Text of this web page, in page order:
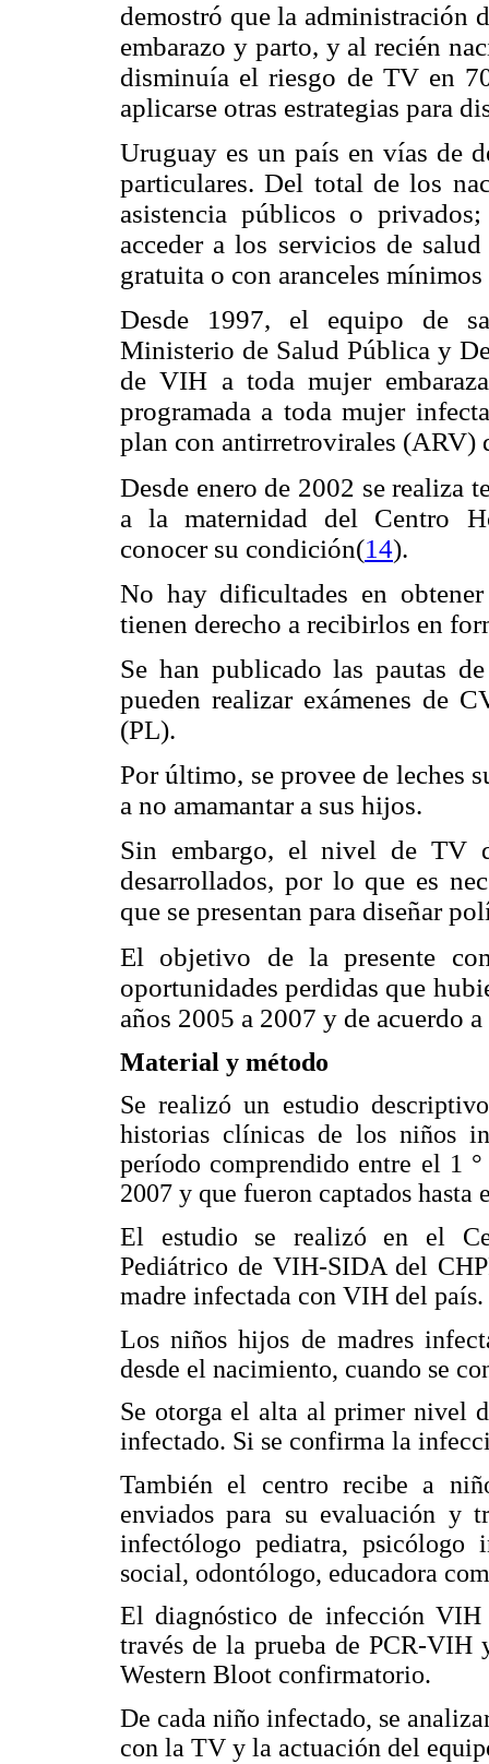
demostró que la administración
embarazo y parto, y al recién
disminuía el riesgo de TV en
aplicarse otras estrategias para
Uruguay es un país en vías de
particulares. Del total de los
asistencia públicos o
acceder a los servicios de
gratuita o con aranceles
Desde 1997, el equipo de
Ministerio de Salud Pública y
de VIH a toda mujer
programada a toda mujer
plan con antirretrovirales (ARV)
Desde enero de 2002 se realiza
a la maternidad del Centro
conocer su condición(14).
No hay dificultades en
tienen derecho a recibirlos en
Se han publicado las pautas
pueden realizar exámenes de
(PL).
Por último, se provee de leches
a no amamantar a sus hijos.
Sin embargo, el nivel de TV
desarrollados, por lo que es
que se presentan para diseñar
El objetivo de la presente
oportunidades perdidas que
años 2005 a 2007 y de acuerdo
Material y método
Se realizó un estudio
historias clínicas de los niños
período comprendido entre el 1
2007 y que fueron captados hasta
El estudio se realizó en el
Pediátrico de VIH-SIDA del
madre infectada con VIH del país.
Los niños hijos de madres
desde el nacimiento, cuando se
Se otorga el alta al primer nivel
infectado. Si se confirma la
También el centro recibe a
enviados para su evaluación y
infectólogo pediatra, psicólogo
social, odontólogo, educadora
El diagnóstico de infección VIH
través de la prueba de PCR-VIH
Western Bloot confirmatorio.
De cada niño infectado, se
con la TV y la actuación del